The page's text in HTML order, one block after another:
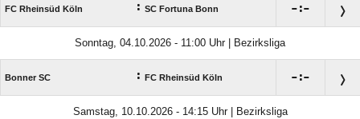
FC Rheinsüd Köln : SC Fortuna Bonn :
Sonntag, 04.10.2026 - 11:00 Uhr | Bezirksliga
Bonner SC : FC Rheinsüd Köln :
Samstag, 10.10.2026 - 14:15 Uhr | Bezirksliga